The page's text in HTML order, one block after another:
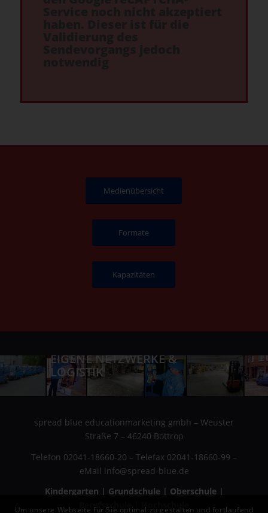
Medienübersicht
Formate
Kapazitäten
EIGENE NETZWERKE &
LOGISTIK
spread blue educationmarketing gmbh – Weuster
Straße 7 – 46240 Bottrop
Telefon 02041-18660-20 – Telefax 02041-18660-99 –
eMail info@spread-blue.de
Kindergarten | Grundschule| Oberschule|
Berufsschule | Hochschule
Um unsere Webseite für Sie optimal zu gestalten und fortlaufend